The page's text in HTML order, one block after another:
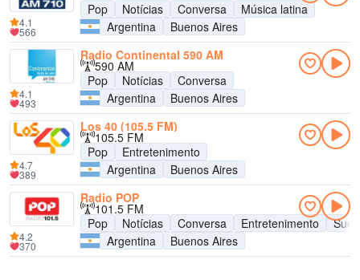
Pop
Notícias Conversa
Música latina
Argentina
Buenos Aires
4.1
566
Radio Continental 590 AM
590 AM
Pop
Notícias
Conversa
Argentina
Buenos Aires
4.1
493
Los 40 (105.5 FM)
105.5 FM
Pop
Entretenimento
Argentina
Buenos Aires
4.7
389
Radio POP
101.5 FM
Pop
Notícias Conversa Entretenimento
Argentina
Buenos Aires
4.2
370